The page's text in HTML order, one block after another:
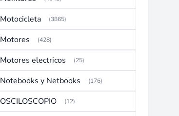
Motocicleta (3865)
Motores (428)
Motores electricos (25)
Notebooks y Netbooks (176)
OSCILOSCOPIO (12)